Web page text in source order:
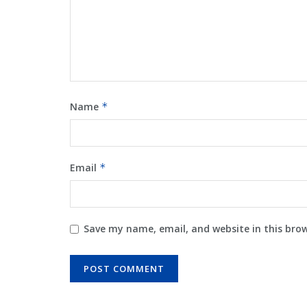
Name *
Email *
Save my name, email, and website in this